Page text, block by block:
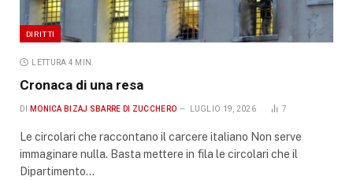
DIRITTI
LETTURA 4 MIN.
Cronaca di una resa
DI MONICA BIZAJ SBARRE DI ZUCCHERO LUGLIO 19, 2026 7
Le circolari che raccontano il carcere italiano Non serve
immaginare nulla. Basta mettere in fila le circolari che il
Dipartimento…